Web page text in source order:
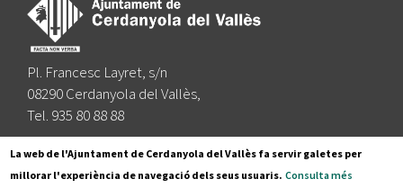
Pl. Francesc Layret, s/n
08290 Cerdanyola del Vallès,
Tel. 935 80 88 88
Segueix-nos a:
La web de l'Ajuntament de Cerdanyola del Vallès fa servir galetes per
millorar l'experiència de navegació dels seus usuaris. Consulta més